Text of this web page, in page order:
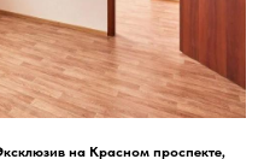
на Красном проспекте,